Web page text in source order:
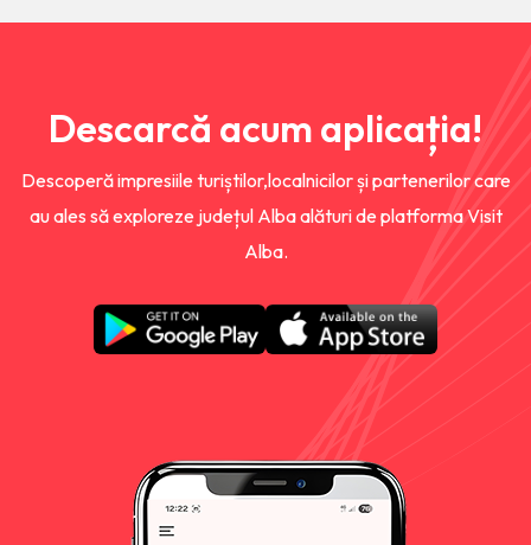
Descarcă acum aplicația!
Descoperă impresiile turiștilor,localnicilor și partenerilor care
au ales să exploreze județul Alba alături de platforma Visit
Alba.